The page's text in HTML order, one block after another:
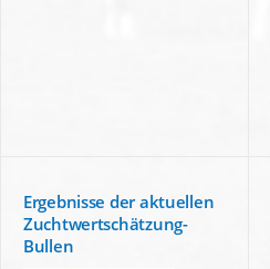
Ergebnisse der aktuellen
Zuchtwertschätzung-
Bullen